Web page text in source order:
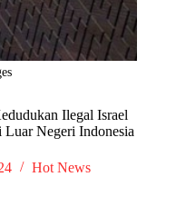
Ilegal Israel
Luar Negeri Indonesia
Hot News